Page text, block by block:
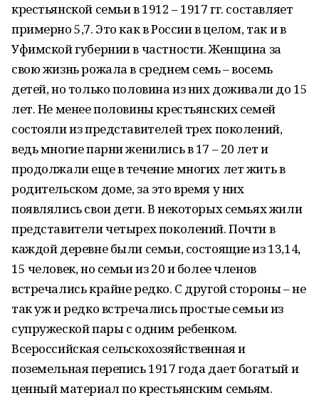
крестьянской семьи в 1912 – 1917 гг. составляет
примерно 5,7. Это как в России в целом, так и в
Уфимской губернии в частности. Женщина за
свою жизнь рожала в среднем семь – восемь
детей, но только половина из них доживали до 15
лет. Не менее половины крестьянских семей
состояли из представителей трех поколений,
ведь многие парни женились в 17 – 20 лет и
продолжали еще в течение многих лет жить в
родительском доме, за это время у них
появлялись свои дети. В некоторых семьях жили
представители четырех поколений. Почти в
каждой деревне были семьи, состоящие из 13,14,
15 человек, но семьи из 20 и более членов
встречались крайне редко. С другой стороны – не
так уж и редко встречались простые семьи из
супружеской пары с одним ребенком.
Всероссийская сельскохозяйственная и
поземельная перепись 1917 года дает богатый и
ценный материал по крестьянским семьям.